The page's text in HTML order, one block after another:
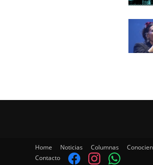
Home Noticias Columnas
Contacto